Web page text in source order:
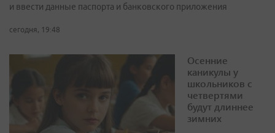
и ввести данные паспорта и банковского приложения
сегодня, 19:48
Осенние
каникулы у
школьников с
четвертями
будут длиннее
зимних